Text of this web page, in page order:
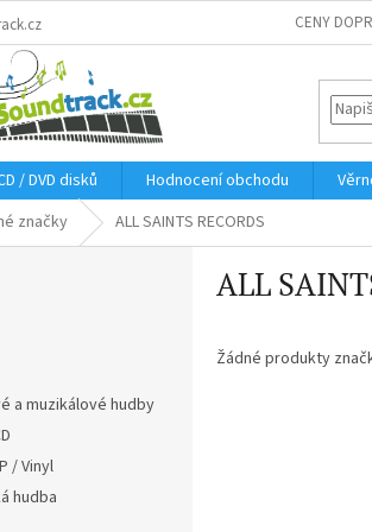
CENY
/ DVD disků Hodnocení obchodu
značky ALL SAINTS RECORDS
a muzikálové hudby
/ Vinyl
hudba
ALL
Žádné produkty